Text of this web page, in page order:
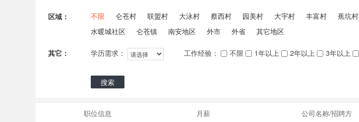
区域： 不限 仑苍村 联盟村 大泳村 蔡西村 园美村 大宇村 丰富村 蕉坑村
水暖城社区
仑苍镇 南安地区 外市 外省 其它地区
其它： 学历需求： 工作经验： 不限 1年以上 2年以上 3年以上
搜索
职位信息 月薪 公司名称/招聘方